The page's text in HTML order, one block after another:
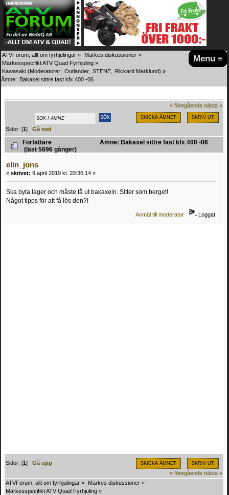
Menu ≡
ATVForum, allt om fyrhjulingar » Märkes diskussioner »
Märkesspecifikt ATV Quad Fyrhjuling »
Kawasaki (Moderatorer: Outlander, STENE Rickard Marklund) »
Ämne: Bakaxel sittre fast kfx 400 -06
« föregående nästa »
SKICKA ÄMNET SKRIV UT
Sidor: [1]Gå ned
Författare
Ämne: Bakaxel sittre fast kfx 400 -06
(läst 5696 gånger)
elin_jons
« skrivet: 9 april 2019 kl. 20:36:14 »
Ska byta lager och måste få ut bakaxeln. Sitter som berget!
Något tipps för att få lös den?!
Anmäl till moderator Loggat
SKICKA ÄMNET SKRIV UT
Sidor: [1]Gå upp
« föregående nästa »
ATVForum, allt om fyrhjulingar » Märkes diskussioner »
Märkesspecifikt ATV Quad Fyrhjuling »